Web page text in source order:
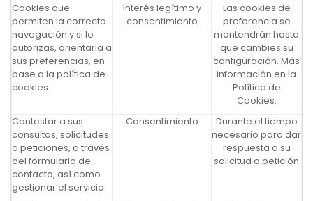
Cookies que
permiten la correcta
navegación y si lo
autorizas, orientarla a
sus preferencias, en
base a la política de
cookies
Interés legítimo y
consentimiento
Las cookies de
preferencia se
mantendrán hasta
que cambies su
configuración. Más
información en la
Política de
Cookies.
Contestar a sus
consultas, solicitudes
o peticiones, a través
del formulario de
contacto, así como
gestionar el servicio
Consentimiento
Durante el tiempo
necesario para dar
respuesta a su
solicitud o petición